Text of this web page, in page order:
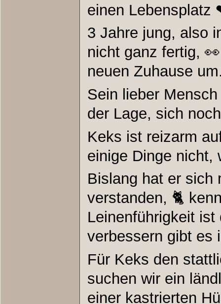
einen Lebensplatz
3 Jahre jung, also
nicht ganz fertig,
neuen Zuhause
Sein lieber
der Lage, sich
Keks ist reizarm
einige Dinge nicht,
Bislang hat er sich
verstanden, 🐈
Leinenführigkeit
verbessern gibt es
Für Keks den
suchen wir ein
einer kastrierten